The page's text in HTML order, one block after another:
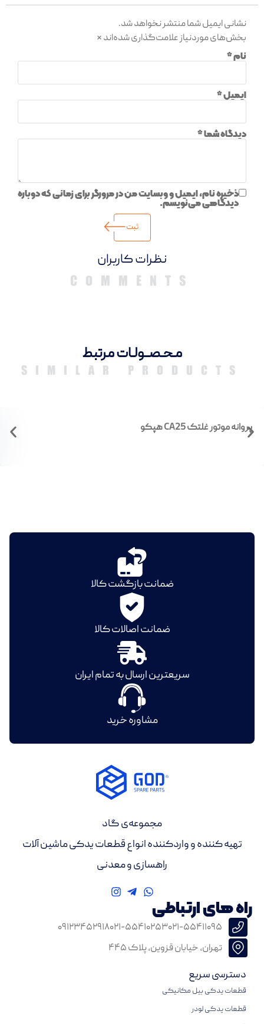
دیدگاهها
نشانی ایمیل شما منتشر نخواهد شد.
بخش‌های موردنیاز علامت‌گذاری شده‌اند*
نام*
ایمیل*
دیدگاه شما*
ذخیره نام، ایمیل و وبسایت من در مرورگر برای زمانی که دوباره
دیدگاهی می‌نویسم.
مـحـصــولـات مرتبط
SIMILAR PRODUCTS
پروانه موتور غلتک CA25 هپکو
ضمانت بازگشت کالا
ضمانت اصالات کالا
سریعترین ارسال به تمام ایران
مشاوره خرید
راه های ارتباطی
۰۲۱-۵۵۴۱۱۰۹۵۰۲۱-۵۵۴۱۰۲۵۳۰۹۱۲۳۴۵۲۹۱۸
تهران، خیابان قزوین، پلاک ۴۴۵
مجموعه‌ی گاد
تهیه کننده و واردکننده انواع قطعات یدکی ماشین آلات
راهسازی و معدنی
دسترسی سریع
قطعات یدکی بیل مکانیکی
قطعات یدکی لودر